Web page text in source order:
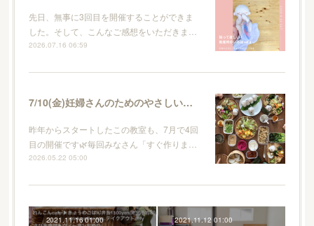
先日、無事に3回目を開催することができま
した。そして、こんなご感想をいただきま…
2026.07.16 06:59
7/10(金)妊婦さんのためのやさしいごはん vol.4
昨年からスタートしたこの教室も、7月で4回
目の開催です🌿毎回みなさん「すぐ作りま…
2026.05.22 05:00
2021.11.16 01:00 2021.11.12 01:00